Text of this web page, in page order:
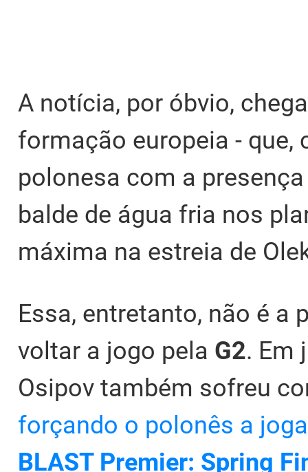
A notícia, por óbvio,
formação europeia - que,
polonesa com a
balde de água fria nos
máxima na estreia de
Essa, entretanto, não é a
voltar a jogo pela G2. Em
Osipov também sofreu
forçando o polonês a
BLAST Premier: Spring